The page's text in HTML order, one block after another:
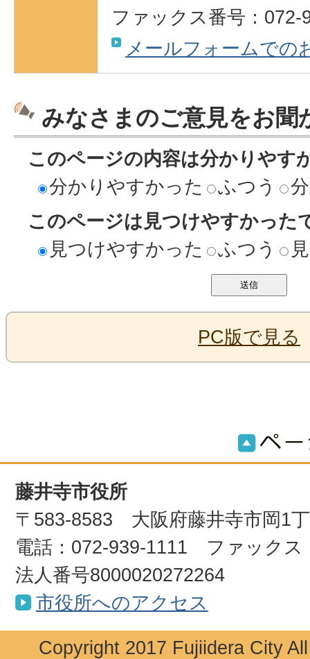
ファックス番号：072-
メールフォームでの
みなさまのご意見をお聞
このページの内容は分かりやす
分かりやすかった
ふつう
このページは見つけやすかった
見つけやすかった
ふつう
PC版で見る
藤井寺市役所
〒583-8583 大阪府藤井寺市岡1
電話：072-939-1111 ファックス
法人番号8000020272264
市役所へのアクセス
Copyright 2017 Fujiidera City